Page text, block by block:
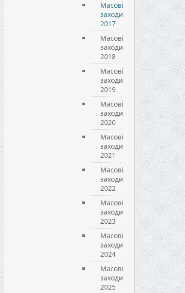
Масові
заходи
2017
Масові
заходи
2018
Масові
заходи
2019
Масові
заходи
2020
Масові
заходи
2021
Масові
заходи
2022
Масові
заходи
2023
Масові
заходи
2024
Масові
заходи
2025